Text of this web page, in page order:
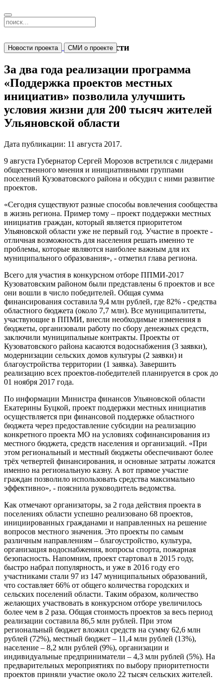
Новости
Новости проекта СМИ о проекте
За два года реализации программа
«Поддержка проектов местных
инициатив» позволила улучшить
условия жизни для 200 тысяч жителей
Ульяновской области
Дата публикации: 11 августа 2017.
9 августа Губернатор Сергей Морозов встретился с лидерами
общественного мнения и инициативными группами
поселений Кузоватовского района и обсудил с ними развитие
проектов.
«Сегодня существуют разные способы вовлечения сообщества
в жизнь региона. Пример тому – проект поддержки местных
инициатив граждан, который является приоритетом
Ульяновской области уже не первый год. Участие в проекте -
отличная возможность для населения решать именно те
проблемы, которые являются наиболее важным для их
муниципального образования», - отметил глава региона.
Всего для участия в конкурсном отборе ППМИ-2017
Кузоватовским районом были представлены 6 проектов и все
они вошли в число победителей. Общая сумма
финансирования составила 9,4 млн рублей, где 82% - средства
областного бюджета (около 7,7 млн). Все муниципалитеты,
участвующие в ППМИ, внесли необходимые изменения в
бюджеты, организовали работу по сбору денежных средств,
заключили муниципальные контракты. Проекты от
Кузоватовского района касаются водоснабжения (3 заявки),
модернизации сельских домов культуры (2 заявки) и
благоустройства территории (1 заявка). Завершить
реализацию всех проектов-победителей планируется в срок до
01 ноября 2017 года.
По информации Министра финансов Ульяновской области
Екатерины Буцкой, проект поддержки местных инициатив
осуществляется при финансовой поддержке областного
бюджета через предоставление субсидии на реализацию
конкретного проекта МО на условиях софинансирования из
местного бюджета, средств населения и организаций. «При
этом региональный и местный бюджеты обеспечивают более
трёх четвертей финансирования, и основные затраты ложатся
именно на региональную казну. А вот прямое участие
граждан позволило использовать средства максимально
эффективно», - пояснила руководитель ведомства.
Как отмечают организаторы, за 2 года действия проекта в
поселениях области успешно реализовано 68 проектов,
инициированных гражданами и направленных на решение
вопросов местного значения. Это проекты по самым
различным направлениям – благоустройство, культура,
организация водоснабжения, вопросы спорта, пожарная
безопасность. Напомним, проект стартовал в 2015 году,
быстро набрал популярность, и уже в 2016 году его
участниками стали 97 из 147 муниципальных образований,
что составляет 66% от общего количества городских и
сельских поселений области. Таким образом, количество
желающих участвовать в конкурсном отборе увеличилось
более чем в 2 раза. Общая стоимость проектов за весь период
реализации составила 86,5 млн рублей. При этом
региональный бюджет вложил средств на сумму 62,6 млн
рублей (72%), местный бюджет – 11,4 млн рублей (13%),
население – 8,2 млн рублей (9%), организации и
индивидуальные предприниматели – 4,3 млн рублей (5%). На
предварительных мероприятиях по выбору приоритетности
проектов приняли участие около 22 тысяч сельских жителей.